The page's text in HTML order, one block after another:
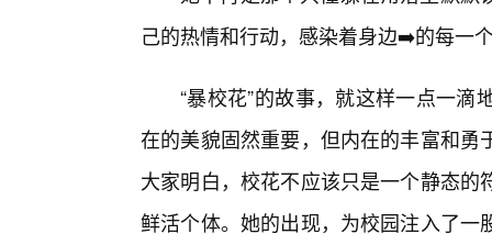
己的热情和行动，感染着身边➡️的每一
“暴校花”的故事，就这样一点一
在的美貌固然重要，但内在的丰富和
大家明白，校花不应该只是一个静态
鲜活个体。她的出现，为校园注入了